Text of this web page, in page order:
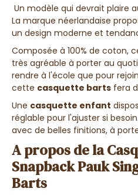
Un modèle qui devrait plaire
La marque néerlandaise
un design moderne et
Composée à 100% de coton,
très agréable à porter au
rendre à l'école que pour
cette casquette barts fera
Une casquette enfant
réglable pour l'ajuster si
avec de belles finitions, à
A propos de la
Snapback Pauk
Barts